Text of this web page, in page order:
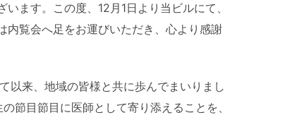
ます。この度、12月1日より当ビルにて、
内覧会へ足をお運びいただき、心より感謝
以来、地域の皆様と共に歩んでまいりまし
節目節目に医師として寄り添えることを、